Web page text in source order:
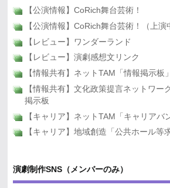
【公演情報】CoRich舞台芸術！
【公演情報】CoRich舞台芸術！（上演
【レビュー】ワンダーランド
【レビュー】演劇感想文リンク
【情報共有】ネットTAM「情報掲示板」
【情報共有】文化政策提言ネットワー
掲示板
【キャリア】ネットTAM「キャリアバ
【キャリア】地域創造「公共ホール等
演劇制作SNS（メンバーのみ）